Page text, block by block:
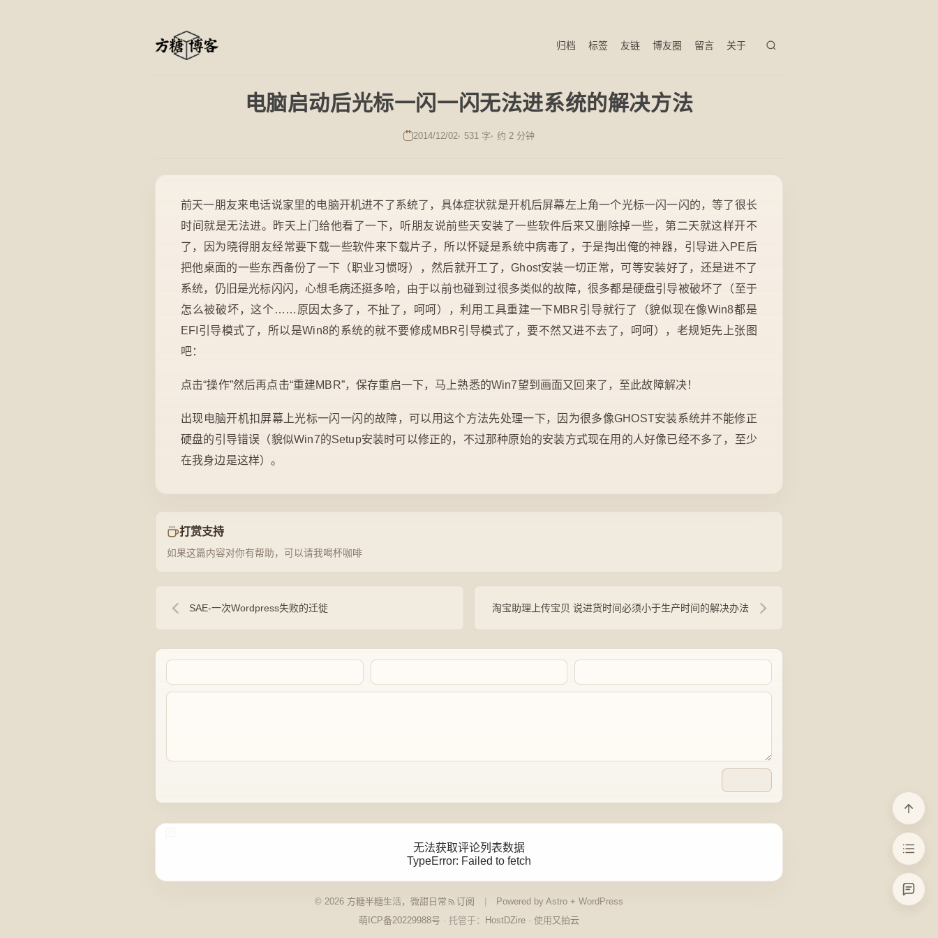
归档 标签 友链 博友圈 留言 关于
电脑启动后光标一闪一闪无法进系统的解决方法
2014/12/02 531 字 约 2 分钟
前天一朋友来电话说家里的电脑开机进不了系统了，具体症状就是开机后屏幕左上角一个光标一闪一闪的，等了很长
时间就是无法进。昨天上门给他看了一下，听朋友说前些天安装了一些软件后来又删除掉一些，第二天就这样开不
了，因为晓得朋友经常要下载一些软件来下载片子，所以怀疑是系统中病毒了，于是掏出俺的神器，引导进入PE后
把他桌面的一些东西备份了一下（职业习惯呀），然后就开工了，Ghost安装一切正常，可等安装好了，还是进不了
系统，仍旧是光标闪闪，心想毛病还挺多哈，由于以前也碰到过很多类似的故障，很多都是硬盘引导被破坏了（至于
怎么被破坏，这个……原因太多了，不扯了，呵呵），利用工具重建一下MBR引导就行了（貌似现在像Win8都是
EFI引导模式了，所以是Win8的系统的就不要修成MBR引导模式了，要不然又进不去了，呵呵），老规矩先上张图
吧：
点击“操作”然后再点击“重建MBR”，保存重启一下，马上熟悉的Win7望到画面又回来了，至此故障解决！
出现电脑开机扣屏幕上光标一闪一闪的故障，可以用这个方法先处理一下，因为很多像GHOST安装系统并不能修正
硬盘的引导错误（貌似Win7的Setup安装时可以修正的，不过那种原始的安装方式现在用的人好像已经不多了，至少
在我身边是这样）。
打赏支持
如果这篇内容对你有帮助，可以请我喝杯咖啡
SAE-一次Wordpress失败的迁徙 淘宝助理上传宝贝 说进货时间必须小于生产时间的解决办法
无法获取评论列表数据
TypeError: Failed to fetch
© 2026 方糖半糖生活，微甜日常 订阅
Powered by Astro + WordPress
萌ICP备20229988号 · 托管于： HostDZire · 使用 又拍云